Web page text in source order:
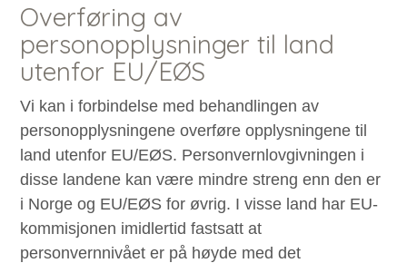
Overføring av
personopplysninger til land
utenfor EU/EØS
Vi kan i forbindelse med behandlingen av
personopplysningene overføre opplysningene til
land utenfor EU/EØS. Personvernlovgivningen i
disse landene kan være mindre streng enn den er
i Norge og EU/EØS for øvrig. I visse land har EU-
kommisjonen imidlertid fastsatt at
personvernnivået er på høyde med det